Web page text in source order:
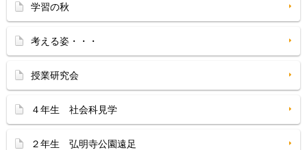
学習の秋
考える姿・・・
授業研究会
４年生 社会科見学
２年生 弘明寺公園遠足